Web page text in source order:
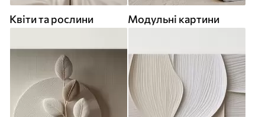
Квіти та рослини Модульні картини